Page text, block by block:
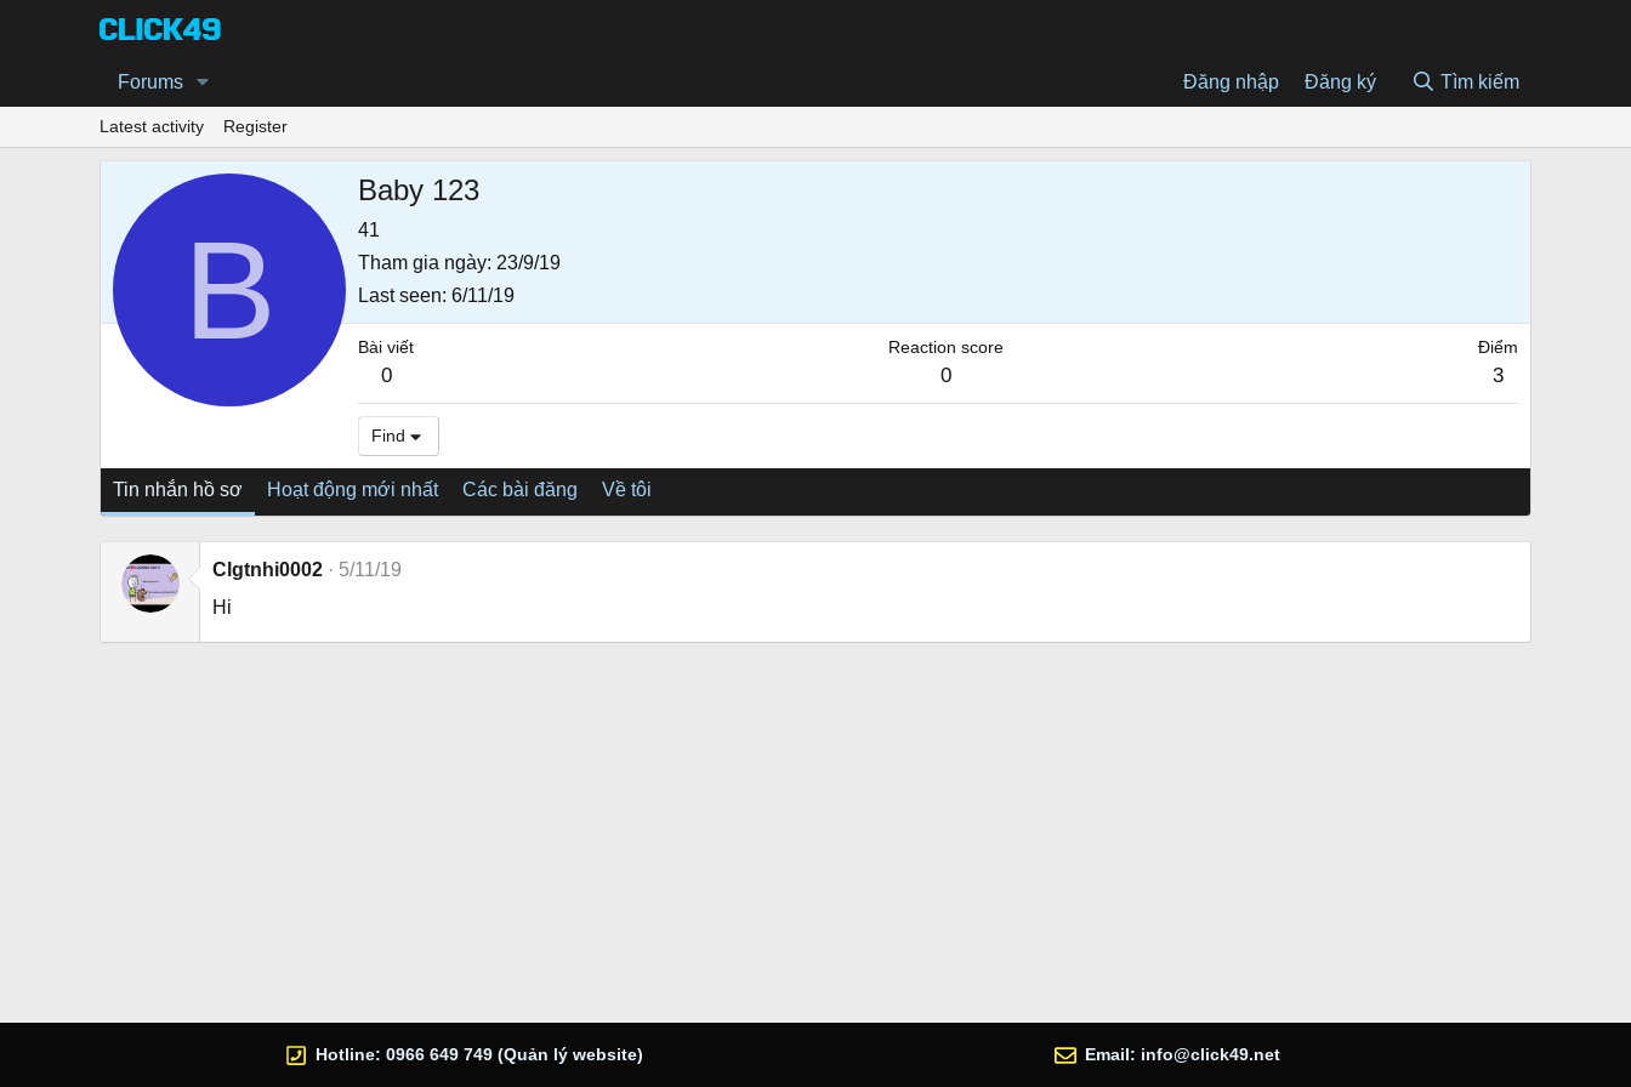
Forums Đăng nhập Đăng ký Tìm kiếm
Latest activity Register
B
Baby 123
41
Tham gia ngày 23/9/19
Last seen 6/11/19
Bài viết
0
Reaction score
0
Điểm
3
Find
Tin nhắn hồ sơ Hoạt động mới nhất Các bài đăng Về tôi
Clgtnhi0002
5/11/19
Hi
Hotline: 0966 649 749 (Quản lý website) Email: info@click49.net